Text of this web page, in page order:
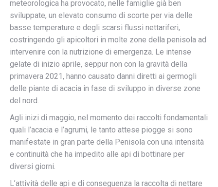
meteorologica ha provocato, nelle famiglie già ben
sviluppate, un elevato consumo di scorte per via delle
basse temperature e degli scarsi flussi nettariferi,
costringendo gli apicoltori in molte zone della penisola ad
intervenire con la nutrizione di emergenza. Le intense
gelate di inizio aprile, seppur non con la gravità della
primavera 2021, hanno causato danni diretti ai germogli
delle piante di acacia in fase di sviluppo in diverse zone
del nord.
Agli inizi di maggio, nel momento dei raccolti fondamentali
quali l’acacia e l’agrumi, le tanto attese piogge si sono
manifestate in gran parte della Penisola con una intensità
e continuità che ha impedito alle api di bottinare per
diversi giorni.
L’attività delle api e di conseguenza la raccolta di nettare